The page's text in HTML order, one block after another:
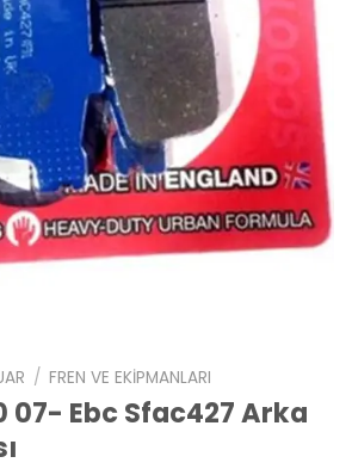
/ FREN VE EKIPMANLARI
07- Ebc Sfac427 Arka